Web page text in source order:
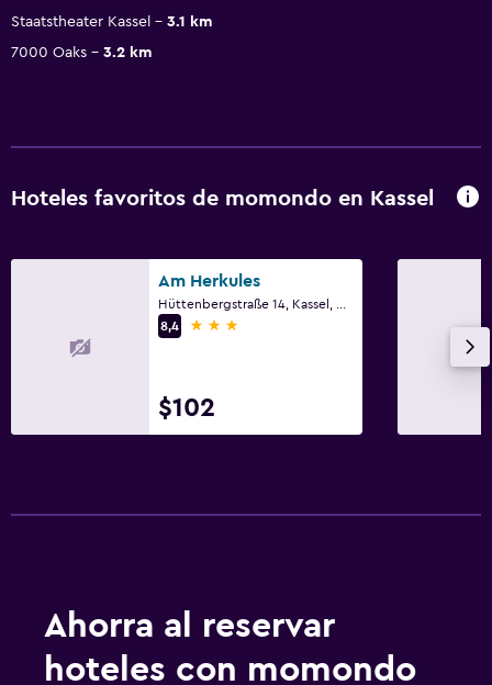
Staatstheater Kassel
3.1 km
7000 Oaks
3.2 km
Hoteles favoritos de momondo en Kassel
Am Herkules
8,4
3 estrellas
$102
Ahorra al reservar
hoteles con momondo